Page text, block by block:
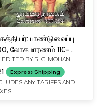
பாண்டுவைப்பு
லோகமாரணம் 110-
Panduvaippu
Lokamaranam 110
EDITED BY R. C. MOHAN
Express Shipping
ANY TARIFFS AND